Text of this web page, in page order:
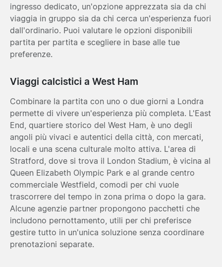
ingresso dedicato, un'opzione apprezzata sia da chi
viaggia in gruppo sia da chi cerca un'esperienza fuori
dall'ordinario. Puoi valutare le opzioni disponibili
partita per partita e scegliere in base alle tue
preferenze.
Viaggi calcistici a West Ham
Combinare la partita con uno o due giorni a Londra
permette di vivere un'esperienza più completa. L'East
End, quartiere storico del West Ham, è uno degli
angoli più vivaci e autentici della città, con mercati,
locali e una scena culturale molto attiva. L'area di
Stratford, dove si trova il London Stadium, è vicina al
Queen Elizabeth Olympic Park e al grande centro
commerciale Westfield, comodi per chi vuole
trascorrere del tempo in zona prima o dopo la gara.
Alcune agenzie partner propongono pacchetti che
includono pernottamento, utili per chi preferisce
gestire tutto in un'unica soluzione senza coordinare
prenotazioni separate.